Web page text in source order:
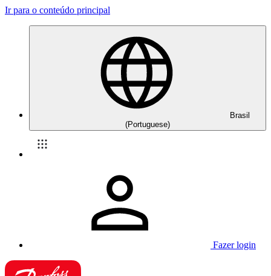
Ir para o conteúdo principal
Brasil
(Portuguese)
Fazer login